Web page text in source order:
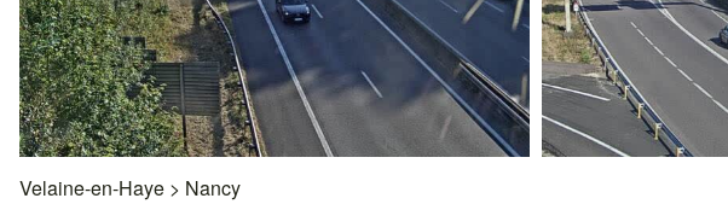
Velaine-en-Haye > Nancy